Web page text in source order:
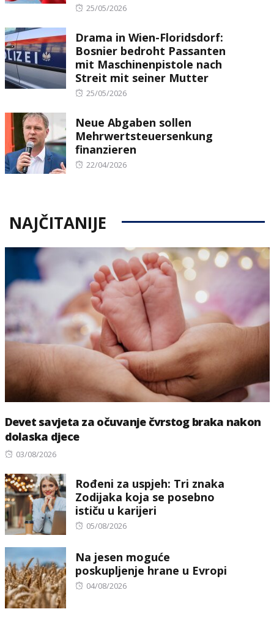
Posted
25/05/2026
Drama in Wien-Floridsdorf:
Bosnier bedroht Passanten
mit Maschinenpistole nach
Streit mit seiner Mutter
Posted
25/05/2026
Neue Abgaben sollen
Mehrwertsteuersenkung
finanzieren
Posted
22/04/2026
NAJČITANIJE
Devet savjeta za očuvanje čvrstog braka nakon
dolaska djece
Posted
03/08/2026
Rođeni za uspjeh: Tri znaka
Zodijaka koja se posebno
ističu u karijeri
Posted
05/08/2026
Na jesen moguće
poskupljenje hrane u Evropi
Posted
04/08/2026